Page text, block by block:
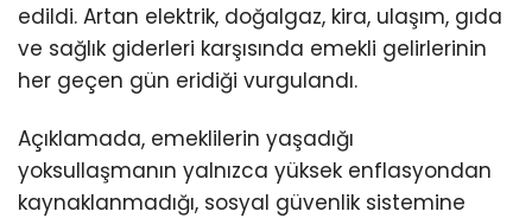
edildi. Artan elektrik, doğalgaz, kira, ulaşım, gıda
ve sağlık giderleri karşısında emekli gelirlerinin
her geçen gün eridiği vurgulandı.
Açıklamada, emeklilerin yaşadığı
yoksullaşmanın yalnızca yüksek enflasyondan
kaynaklanmadığı, sosyal güvenlik sistemine